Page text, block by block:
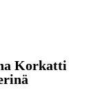
Korkatti